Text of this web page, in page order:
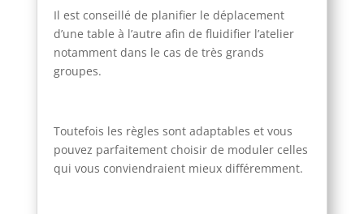
Il est conseillé de planifier le déplacement
d’une table à l’autre afin de fluidifier l’atelier
notamment dans le cas de très grands
groupes.
Toutefois les règles sont adaptables et vous
pouvez parfaitement choisir de moduler celles
qui vous conviendraient mieux différemment.